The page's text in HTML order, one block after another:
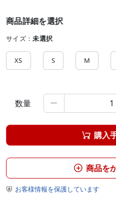
商品詳細を選択
サイズ：未選択
XS S M
数量 
 購入
 商品を
 お客様情報を保護しています